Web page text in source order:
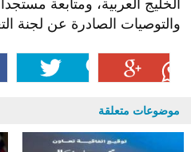
الخليج العربية، ومتابعة
والتوصيات الصادرة عن لجنة
موضوعات متعلقة